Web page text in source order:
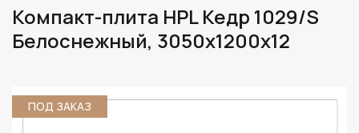
Компакт-плита HPL Кедр 1029/S
Белоснежный, 3050х1200х12
ПОД ЗАКАЗ